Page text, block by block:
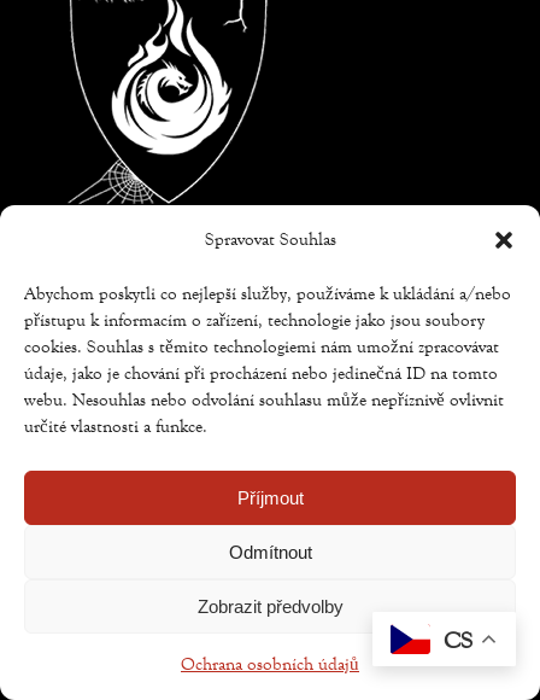
Spravovat Souhlas
Abychom poskytli co nejlepší služby, používáme k ukládání a/nebo
přístupu k informacím o zařízení, technologie jako jsou soubory
cookies. Souhlas s těmito technologiemi nám umožní zpracovávat
údaje, jako je chování při procházení nebo jedinečná ID na tomto
webu. Nesouhlas nebo odvolání souhlasu může nepříznivě ovlivnit
určité vlastnosti a funkce.
Příjmout
Odmítnout
Zobrazit předvolby
Ochrana osobních údajů
Copyright © Weiron Dynamics, s.r.o. | Tvorba webových
stránekaSEO
CS